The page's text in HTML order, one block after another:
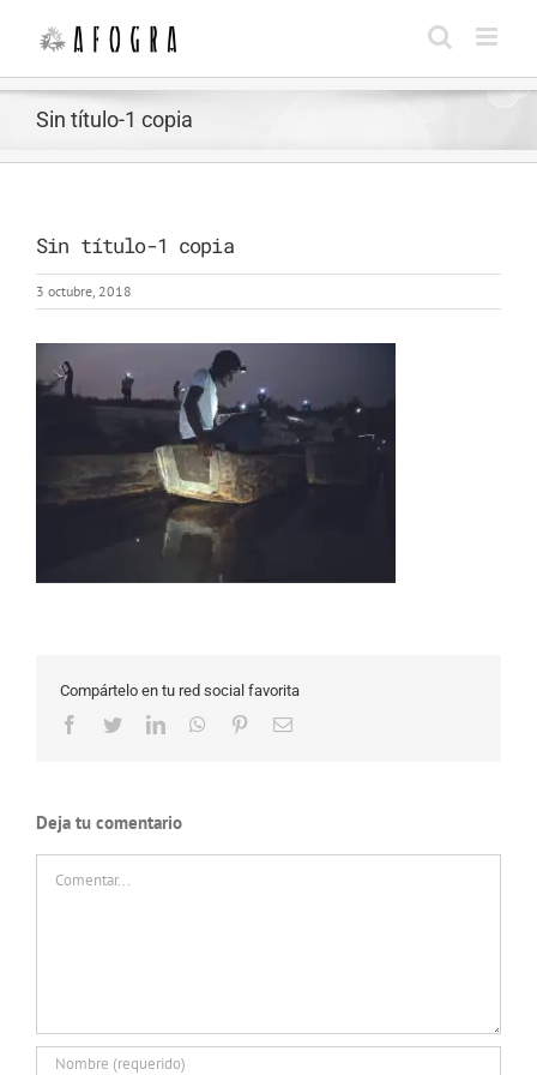
contenido
Sin título-1 copia
Sin título-1 copia
3 octubre, 2018
Compártelo en tu red social favorita
Facebook
TwitterLinkedInWhatsApp
PinterestCorreo
Deja tu comentario